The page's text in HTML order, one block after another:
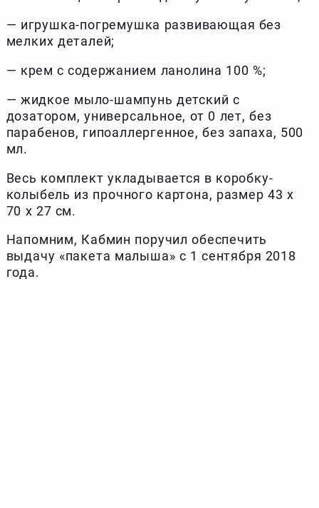
— игрушка-погремушка развивающая без
мелких деталей;
— крем с содержанием ланолина 100 %;
— жидкое мыло-шампунь детский с
дозатором, универсальное, от 0 лет, без
парабенов, гипоаллергенное, без запаха, 500
мл.
Весь комплект укладывается в коробку-
колыбель из прочного картона, размер 43 x
70 х 27 см.
Напомним, Кабмин поручил обеспечить
выдачу «пакета малыша» с 1 сентября 2018
года.